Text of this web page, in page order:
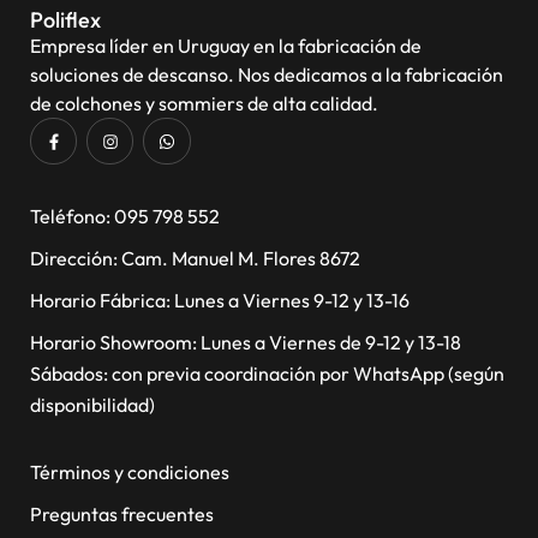
Poliflex
Empresa líder en Uruguay en la fabricación de
soluciones de descanso. Nos dedicamos a la fabricación
de colchones y sommiers de alta calidad.
​Teléfono: 095 798 552
Dirección: Cam. Manuel M. Flores 8672
Horario Fábrica: Lunes a Viernes 9-12 y 13-16
Horario Showroom: Lunes a Viernes de 9-12 y 13-18
Sábados: con previa coordinación por WhatsApp (según
disponibilidad)
Términos y condiciones
Preguntas frecuentes